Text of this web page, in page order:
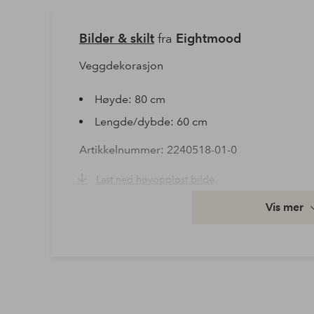
Bilder & skiltfra Eightmood
Veggdekorasjon
Høyde: 80 cm
Lengde/dybde: 60 cm
Artikkelnummer: 2240518-01-0
Last ned høyoppløst bilde
Vis mer